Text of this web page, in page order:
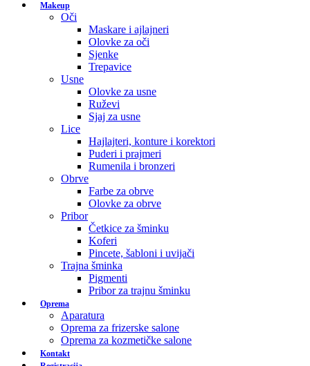
Makeup
Oči
Maskare i ajlajneri
Olovke za oči
Sjenke
Trepavice
Usne
Olovke za usne
Ruževi
Sjaj za usne
Lice
Hajlajteri, konture i korektori
Puderi i prajmeri
Rumenila i bronzeri
Obrve
Farbe za obrve
Olovke za obrve
Pribor
Četkice za šminku
Koferi
Pincete, šabloni i uvijači
Trajna šminka
Pigmenti
Pribor za trajnu šminku
Oprema
Aparatura
Oprema za frizerske salone
Oprema za kozmetičke salone
Kontakt